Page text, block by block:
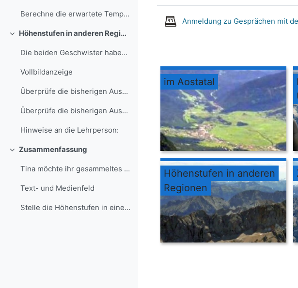
Berechne die erwartete Temperatur am Cime Bianche, wenn es in Saint-Vincent (Glereyaz) 28 °C hat. Wenn du Hilfe brauchst, klicke hier.
Einklappen Höhenstufen in anderen Regionen
Die beiden Geschwister haben das mit den Höhenstuf...
Vollbildanzeige
Überprüfe die bisherigen Aussagen zu den Höhenstufen anhand der oben angegebenen Kartenausschnitte.
Überprüfe die bisherigen Aussagen zu den Höhenstufen anhand eines selbst gewählten Kartenausschnitts.
Hinweise an die Lehrperson:
Einklappen
Zusammenfassung
Tina möchte ihr gesammeltes Wissen über Höhenstufe...
Text- und Medienfeld
Stelle die Höhenstufen in einem zusammenfassenden Text dar.
Anmeldung zu Gesprächen mit
im Aostatal
Höhenstufen in anderen
Regionen